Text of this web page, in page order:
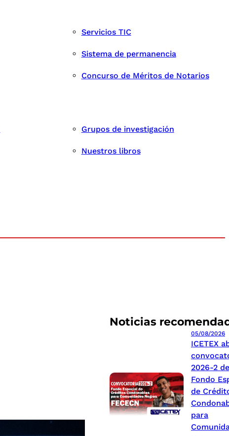
Servicios TIC
Sistema de permanencia
Concurso de Méritos de Notarios
Grupos de investigación
Nuestros libros
Noticias
05/08/2026
ICETEX
2026-2
Fondo
de
para